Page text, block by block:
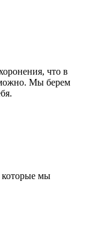
что в
Мы берем
которые мы